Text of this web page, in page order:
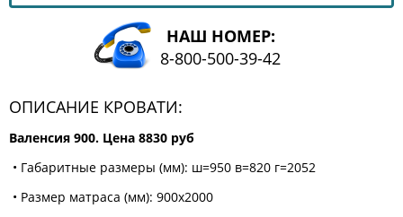
НАШ НОМЕР:
8-800-500-39-42
ОПИСАНИЕ КРОВАТИ:
Валенсия 900. Цена 8830 руб
• Габаритные размеры (мм): ш=950 в=820 г=2052
• Размер матраса (мм): 900x2000
ЖУРНАЛЬНЫЕ
ТУАЛЕТНЫЕ
БАНКЕТКИ
ДИВАНЧИКИ
САДОВАЯ
МЕБЕЛЬ
ЗЕРКАЛА